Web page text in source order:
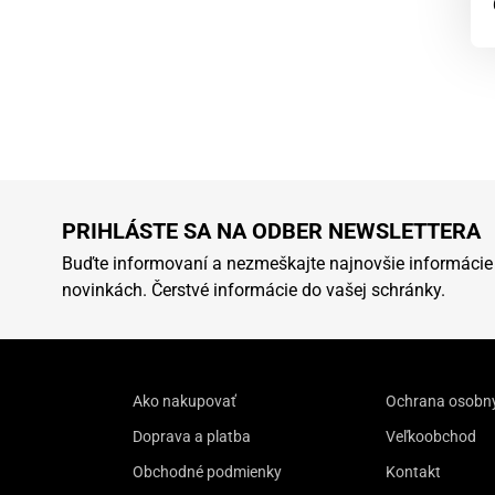
PRIHLÁSTE SA NA ODBER NEWSLETTERA
Buďte informovaní a nezmeškajte najnovšie
novinkách. Čerstvé informácie do vašej schránky.
Ako nakupovať
Doprava a platba
Obchodné podmienky
Ochrana
Veľkoobchod
Kontakt